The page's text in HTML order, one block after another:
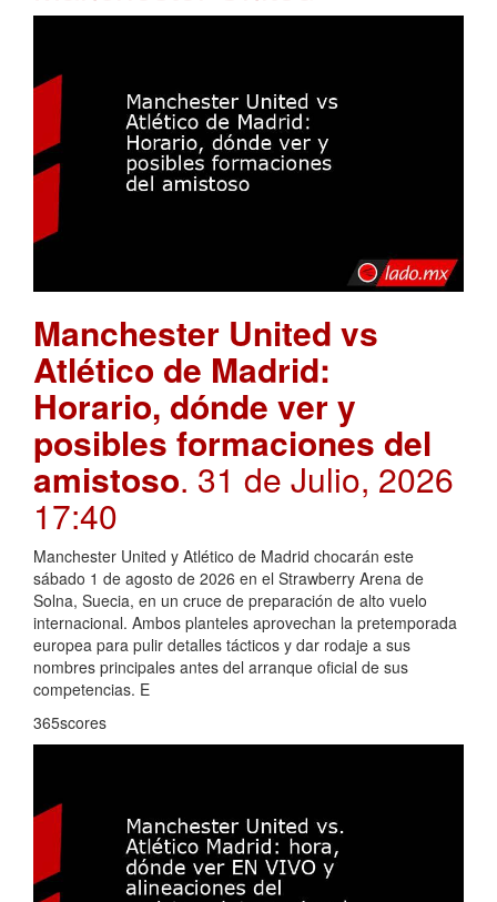
Manchester United vs
Atlético de Madrid:
Horario, dónde ver y
posibles formaciones del
amistoso. 31 de Julio, 2026
17:40
Manchester United y Atlético de Madrid chocarán este
sábado 1 de agosto de 2026 en el Strawberry Arena de
Solna, Suecia, en un cruce de preparación de alto vuelo
internacional. Ambos planteles aprovechan la pretemporada
europea para pulir detalles tácticos y dar rodaje a sus
nombres principales antes del arranque oficial de sus
competencias. E
365scores